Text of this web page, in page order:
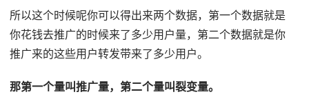
所以这个时候呢你可以得出来两个数据，第一个数据就是
你花钱去推广的时候来了多少用户量，第二个数据就是你
推广来的这些用户转发带来了多少用户。
那第一个量叫推广量，第二个量叫裂变量。